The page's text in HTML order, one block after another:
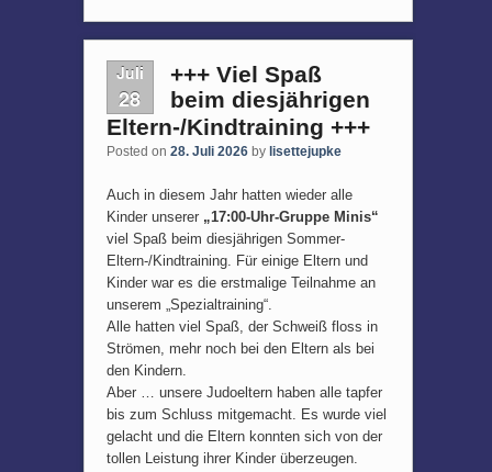
Juli
28
+++ Viel Spaß
beim diesjährigen
Eltern-/Kindtraining +++
Posted on 28. Juli 2026 by lisettejupke
Auch in diesem Jahr hatten wieder alle
Kinder unserer „17:00-Uhr-Gruppe Minis“
viel Spaß beim diesjährigen Sommer-
Eltern-/Kindtraining. Für einige Eltern und
Kinder war es die erstmalige Teilnahme an
unserem „Spezialtraining“.
Alle hatten viel Spaß, der Schweiß floss in
Strömen, mehr noch bei den Eltern als bei
den Kindern.
Aber … unsere Judoeltern haben alle tapfer
bis zum Schluss mitgemacht. Es wurde viel
gelacht und die Eltern konnten sich von der
tollen Leistung ihrer Kinder überzeugen.